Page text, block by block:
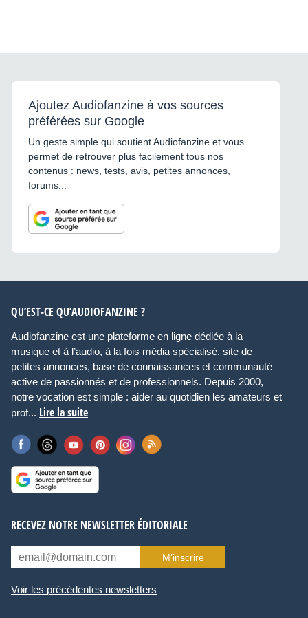
Ajoutez Audiofanzine à vos sources
préférées sur Google
Un geste simple qui soutient Audiofanzine et vous
permet de retrouver plus facilement tous nos
contenus : news, tests, avis, petites annonces,
forums...
QU’EST-CE QU’AUDIOFANZINE ?
Audiofanzine est une plateforme en ligne dédiée à la
musique et à l’audio, à la fois média spécialisé, site de
petites annonces, base de connaissances et communauté
active de passionnés et de professionnels. Depuis 2000,
notre vocation est simple : aider au quotidien les amateurs et
prof... Lire la suite
RECEVEZ NOTRE NEWSLETTER ÉDITORIALE
M’inscrire
Voir les précédentes newsletters